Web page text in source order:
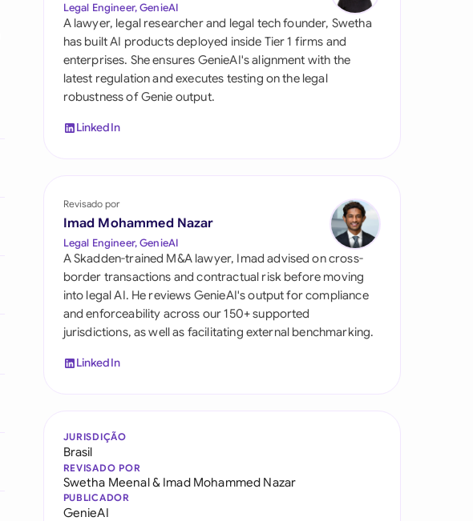
Singapore
Switzerland
United Arab Emirates
United States
Legal Engineer, GenieAI
A lawyer, legal researcher and legal tech founder, Swetha
has built AI products deployed inside Tier 1 firms and
enterprises. She ensures GenieAI's alignment with the
latest regulation and executes testing on the legal
robustness of Genie output.
LinkedIn
Revisado por
Imad Mohammed Nazar
Legal Engineer, GenieAI
A Skadden-trained M&A lawyer, Imad advised on cross-
border transactions and contractual risk before moving
into legal AI. He reviews GenieAI's output for compliance
and enforceability across our 150+ supported
jurisdictions, as well as facilitating external benchmarking.
LinkedIn
JURISDIÇÃO
Brasil
REVISADO POR
Swetha Meenal& Imad Mohammed Nazar
PUBLICADOR
GenieAI